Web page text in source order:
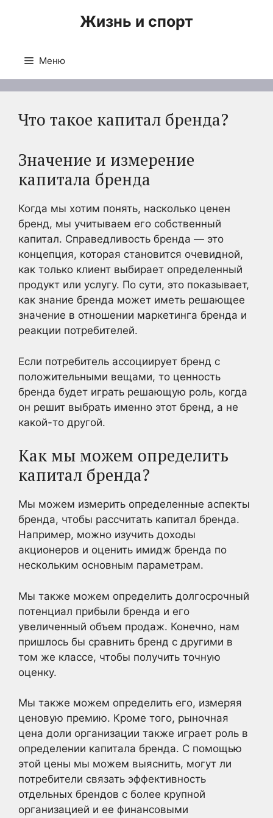
Жизнь и спорт
Меню
Что такое капитал бренда?
Значение и измерение
капитала бренда
Когда мы хотим понять, насколько ценен
бренд, мы учитываем его собственный
капитал. Справедливость бренда — это
концепция, которая становится очевидной,
как только клиент выбирает определенный
продукт или услугу. По сути, это показывает,
как знание бренда может иметь решающее
значение в отношении маркетинга бренда и
реакции потребителей.
Если потребитель ассоциирует бренд с
положительными вещами, то ценность
бренда будет играть решающую роль, когда
он решит выбрать именно этот бренд, а не
какой-то другой.
Как мы можем определить
капитал бренда?
Мы можем измерить определенные аспекты
бренда, чтобы рассчитать капитал бренда.
Например, можно изучить доходы
акционеров и оценить имидж бренда по
нескольким основным параметрам.
Мы также можем определить долгосрочный
потенциал прибыли бренда и его
увеличенный объем продаж. Конечно, нам
пришлось бы сравнить бренд с другими в
том же классе, чтобы получить точную
оценку.
Мы также можем определить его, измеряя
ценовую премию. Кроме того, рыночная
цена доли организации также играет роль в
определении капитала бренда. С помощью
этой цены мы можем выяснить, могут ли
потребители связать эффективность
отдельных брендов с более крупной
организацией и ее финансовыми